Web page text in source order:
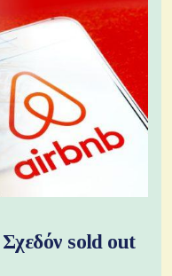
sold out